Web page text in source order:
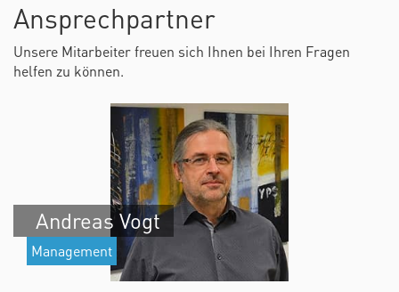
Ansprechpartner
Unsere Mitarbeiter freuen sich Ihnen bei Ihren Fragen
helfen zu können.
Andreas Vogt
Management